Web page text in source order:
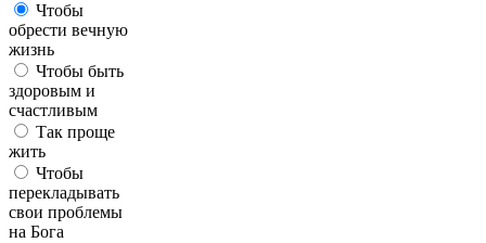
Чтобы
обрести вечную
жизнь
Чтобы быть
здоровым и
счастливым
Так проще
жить
Чтобы
перекладывать
свои проблемы
на Бога